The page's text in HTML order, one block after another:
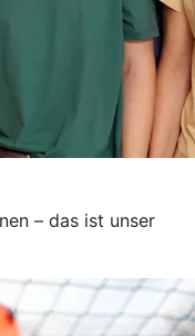
– das ist unser